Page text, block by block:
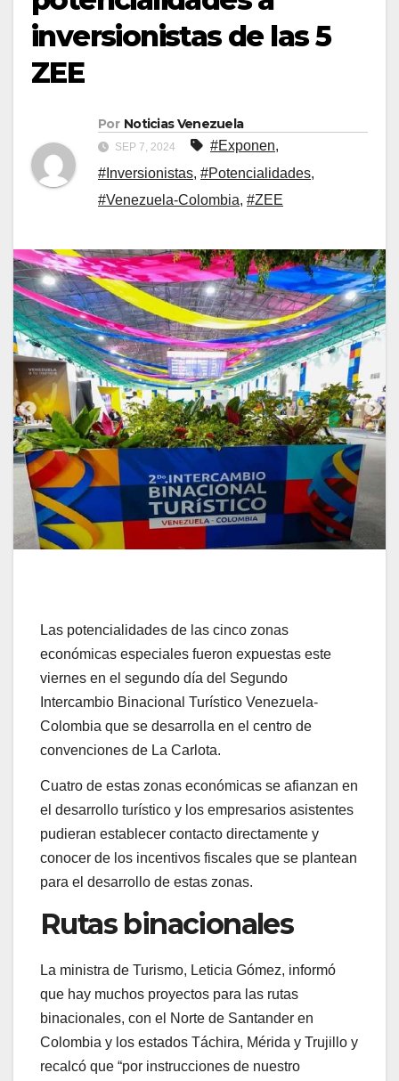
inversionistas de las 5
ZEE
Por Noticias Venezuela
SEP 7, 2024 #Exponen,
#Inversionistas, #Potencialidades,
#Venezuela-Colombia, #ZEE
Las potencialidades de las cinco zonas
económicas especiales fueron expuestas este
viernes en el segundo día del Segundo
Intercambio Binacional Turístico Venezuela-
Colombia que se desarrolla en el centro de
convenciones de La Carlota.
Cuatro de estas zonas económicas se afianzan en
el desarrollo turístico y los empresarios asistentes
pudieran establecer contacto directamente y
conocer de los incentivos fiscales que se plantean
para el desarrollo de estas zonas.
Rutas binacionales
La ministra de Turismo, Leticia Gómez, informó
que hay muchos proyectos para las rutas
binacionales, con el Norte de Santander en
Colombia y los estados Táchira, Mérida y Trujillo y
recalcó que “por instrucciones de nuestro